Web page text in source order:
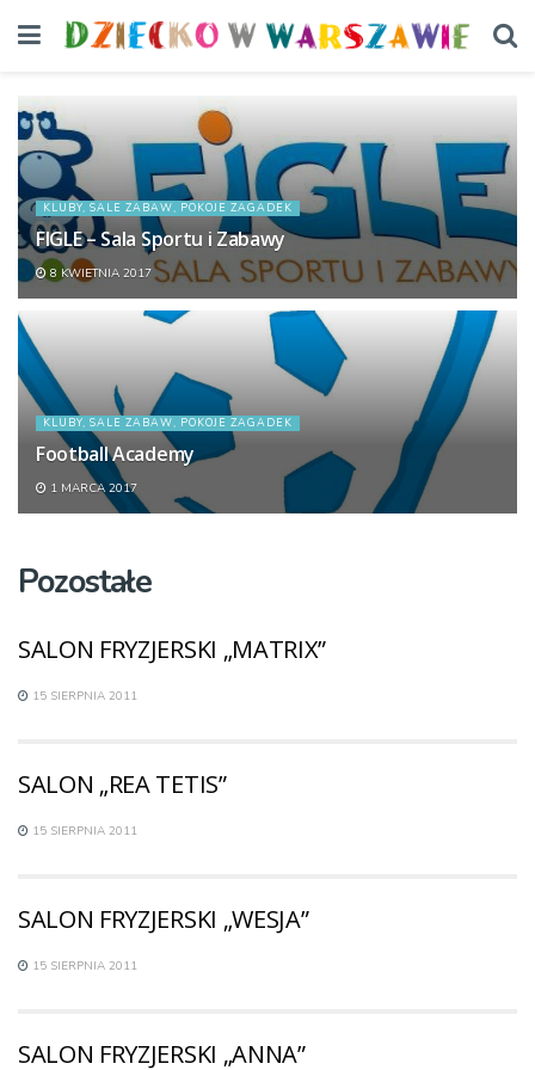
KLUBY, SALE ZABAW, POKOJE ZAGADEK
FIGLE – Sala Sportu i Zabawy
8 KWIETNIA 2017
KLUBY, SALE ZABAW, POKOJE ZAGADEK
Football Academy
1 MARCA 2017
Pozostałe
SALON FRYZJERSKI „MATRIX”
15 SIERPNIA 2011
SALON „REA TETIS”
15 SIERPNIA 2011
SALON FRYZJERSKI „WESJA”
15 SIERPNIA 2011
SALON FRYZJERSKI „ANNA”